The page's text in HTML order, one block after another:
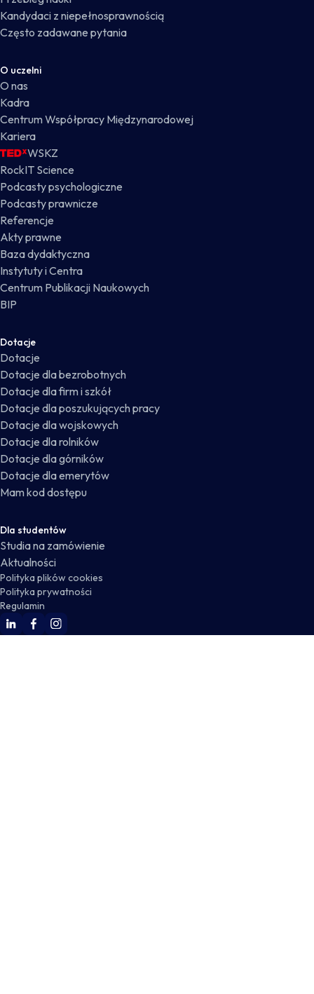
Kandydaci z niepełnosprawnością
Często zadawane pytania
O uczelni
O nas
Kadra
Centrum Współpracy Międzynarodowej
Kariera
WSKZ
RockIT Science
Podcasty psychologiczne
Podcasty prawnicze
Referencje
Akty prawne
Baza dydaktyczna
Instytuty i Centra
Centrum Publikacji Naukowych
BIP
Dotacje
Dotacje
Dotacje dla bezrobotnych
Dotacje dla firm i szkół
Dotacje dla poszukujących pracy
Dotacje dla wojskowych
Dotacje dla rolników
Dotacje dla górników
Dotacje dla emerytów
Mam kod dostępu
Dla studentów
Studia na zamówienie
Aktualności
Polityka plików cookies
Polityka prywatności
Regulamin
WSKZ Linkedin
WSKZ Facebook
WSKZ Instagram